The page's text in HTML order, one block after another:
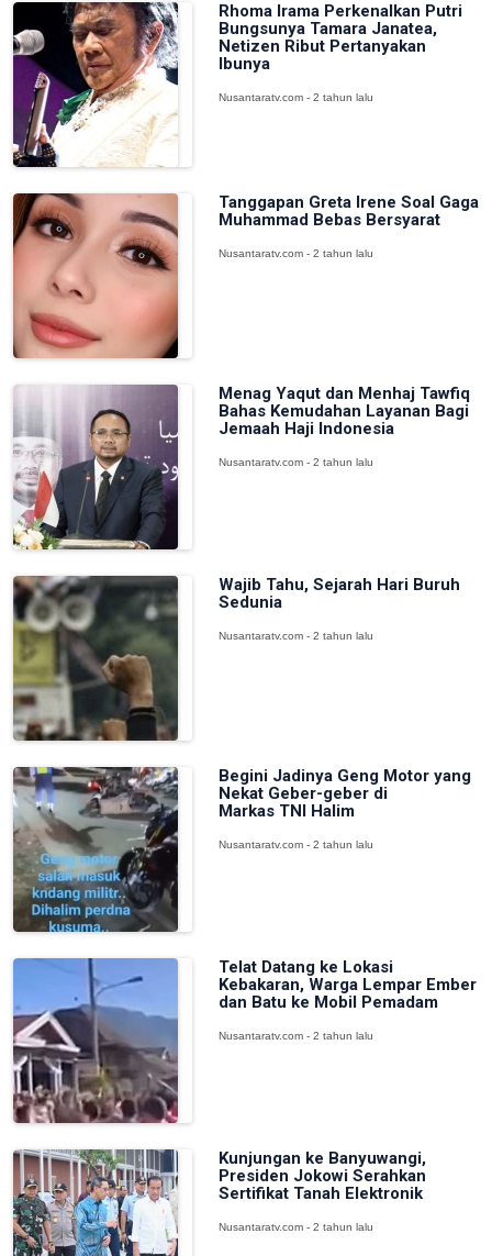
Rhoma Irama Perkenalkan Putri
Bungsunya Tamara Janatea,
Netizen Ribut Pertanyakan
Ibunya
Nusantaratv.com - 2 tahun lalu
Tanggapan Greta Irene Soal Gaga
Muhammad Bebas Bersyarat
Nusantaratv.com - 2 tahun lalu
Menag Yaqut dan Menhaj Tawfiq
Bahas Kemudahan Layanan Bagi
Jemaah Haji Indonesia
Nusantaratv.com - 2 tahun lalu
Wajib Tahu, Sejarah Hari Buruh
Sedunia
Nusantaratv.com - 2 tahun lalu
Begini Jadinya Geng Motor yang
Nekat Geber-geber di
Markas TNI Halim
Nusantaratv.com - 2 tahun lalu
Telat Datang ke Lokasi
Kebakaran, Warga Lempar Ember
dan Batu ke Mobil Pemadam
Nusantaratv.com - 2 tahun lalu
Kunjungan ke Banyuwangi,
Presiden Jokowi Serahkan
Sertifikat Tanah Elektronik
Nusantaratv.com - 2 tahun lalu